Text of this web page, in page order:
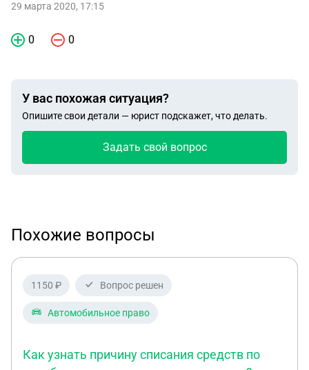
29 марта 2020, 17:15
0 0
У вас похожая ситуация?
Опишите свои детали — юрист подскажет, что делать.
Задать свой вопрос
Похожие вопросы
1150 ₽ Вопрос решен
Автомобильное право
Как узнать причину списания средств по